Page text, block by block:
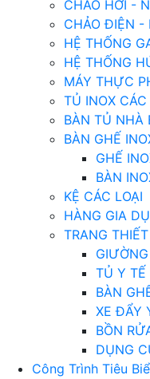
CHẢO HƠI -
CHẢO ĐIỆN -
HỆ THỐNG
HỆ THỐNG
MÁY THỰC
TỦ INOX CÁC
BÀN TỦ NHÀ
BÀN GHẾ
GHẾ
BÀN
KỆ CÁC LOẠI
HÀNG GIA
TRANG
TỦ Y TẾ
BÀN
XE ĐẨY
BỒN
DỤNG
Công Trình Tiêu